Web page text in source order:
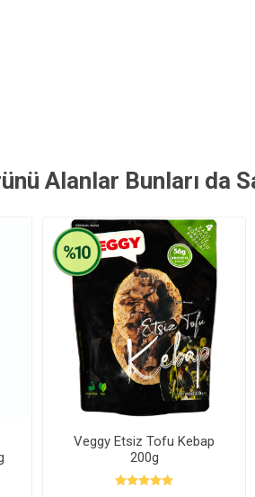
Alanlar Bunları da
Veggy Etsiz Tofu Kebap
200g